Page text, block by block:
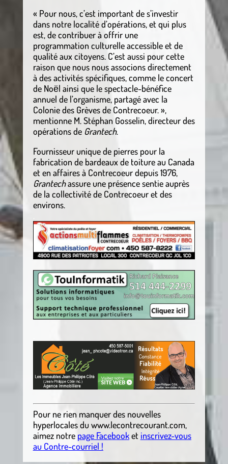
« Pour nous, c’est important de s’investir
dans notre localité d’opérations, et qui plus
est, de contribuer à offrir une
programmation culturelle accessible et de
qualité aux citoyens. C’est aussi pour cette
raison que nous nous associons directement
à des activités spécifiques, comme le concert
de Noёl ainsi que le spectacle-bénéfice
annuel de l’organisme, partagé avec la
Colonie des Grèves de Contrecoeur. »,
mentionne M. Stéphan Gosselin, directeur des
opérations deGrantech.
Fournisseur unique de pierres pour la
fabrication de bardeaux de toiture au Canada
et en affaires à Contrecoeur depuis 1976,
Grantechassure une présence sentie auprès
de la collectivité de Contrecoeur et des
environs.
Pour ne rien manquer des nouvelles
hyperlocales du www.lecontrecourant.com,
aimez notre page Facebooket inscrivez-vous
au Contre-courriel !